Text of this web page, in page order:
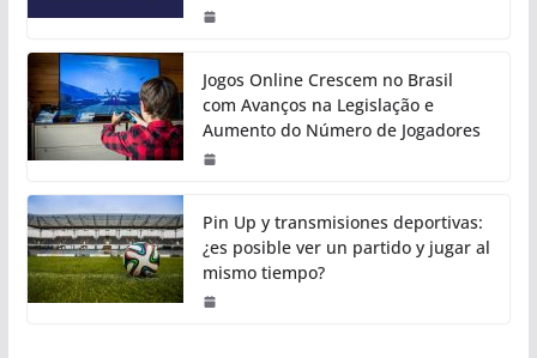
Jogos Online Crescem no Brasil
com Avanços na Legislação e
Aumento do Número de Jogadores
Pin Up y transmisiones deportivas:
¿es posible ver un partido y jugar al
mismo tiempo?